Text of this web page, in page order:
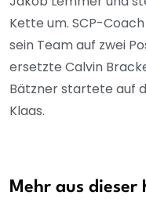
Kette um. SCP-
sein Team auf zwei
ersetzte Calvin
Bätzner startete auf
Klaas.
Mehr aus dieser